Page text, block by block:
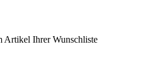
Artikel Ihrer Wunschliste